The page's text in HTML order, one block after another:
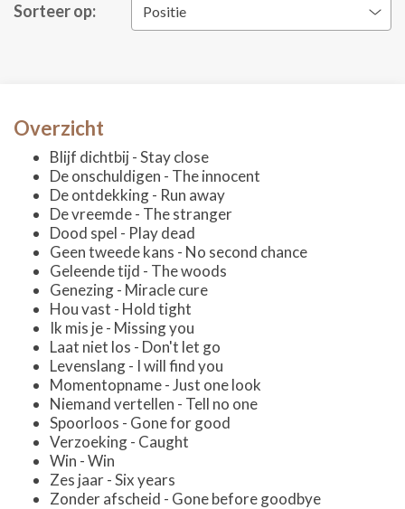
Sorteer op: Positie
Overzicht
Blijf dichtbij - Stay close
De onschuldigen - The innocent
De ontdekking - Run away
De vreemde - The stranger
Dood spel - Play dead
Geen tweede kans - No second chance
Geleende tijd - The woods
Genezing - Miracle cure
Hou vast - Hold tight
Ik mis je - Missing you
Laat niet los - Don't let go
Levenslang - I will find you
Momentopname - Just one look
Niemand vertellen - Tell no one
Spoorloos - Gone for good
Verzoeking - Caught
Win - Win
Zes jaar - Six years
Zonder afscheid - Gone before goodbye